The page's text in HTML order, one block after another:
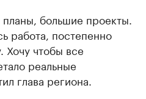
большие проекты.
работа, постепенно
чтобы все
реальные
глава региона.